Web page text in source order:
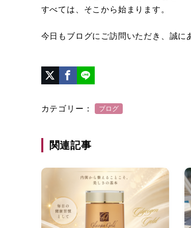
すべては、そこから始まります。
今日もブログにご訪問いただき、誠に
カテゴリー： ブログ
関連記事